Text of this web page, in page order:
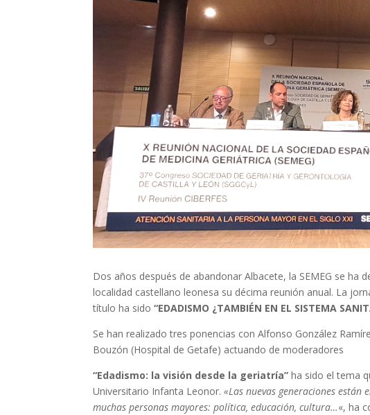
Dos años después de abandonar Albacete, la SEMEG se ha
localidad castellano leonesa su décima reunión anual. La
título ha sido“EDADISMO ¿TAMBIÉN EN EL SISTEMA
Se han realizado tres ponencias con Alfonso González
Bouzón (Hospital de Getafe) actuando de moderadores
“Edadismo: la visión desde la geriatría” ha sido el tema
Universitario Infanta Leonor.«Las nuevas generaciones
muchas personas mayores: política, educación, cultura…«, ha